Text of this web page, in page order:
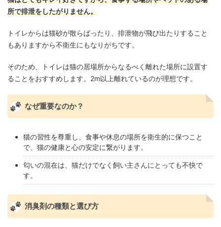
所で排泄をしたがりません。
トイレからは猫砂が散らばったり、排泄物が飛び出たりすること
もありますから不衛生にもなりがちです。
そのため、トイレは猫の居場所からなるべく離れた場所に設置す
ることをおすすめします。2m以上離れているのが理想です。
なぜ重要なのか？
猫の習性を尊重し、食事や休息の場所を衛生的に保つこと
で、猫の健康と心の安定に繋がります。
匂いの混在は、猫だけでなく飼い主さんにとっても不快で
す。
消臭剤の種類と選び方